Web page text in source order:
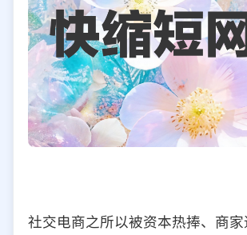
社交电商之所以被资本热捧、商